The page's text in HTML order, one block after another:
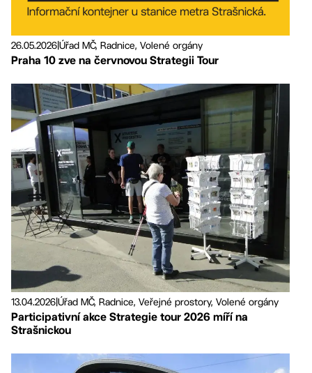
26.05.2026|Úřad MČ, Radnice, Volené orgány
Praha 10 zve na červnovou Strategii Tour
13.04.2026Úřad MČ, Radnice, Veřejné prostory, Volené orgány
Participativní akce Strategie tour 2026 míří na
Strašnickou